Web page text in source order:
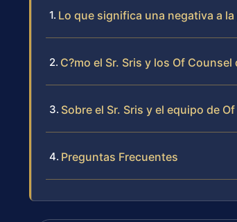
Lo que significa una negativa a
C?mo el Sr. Sris y los Of
Sobre el Sr. Sris y el equipo de
Preguntas Frecuentes